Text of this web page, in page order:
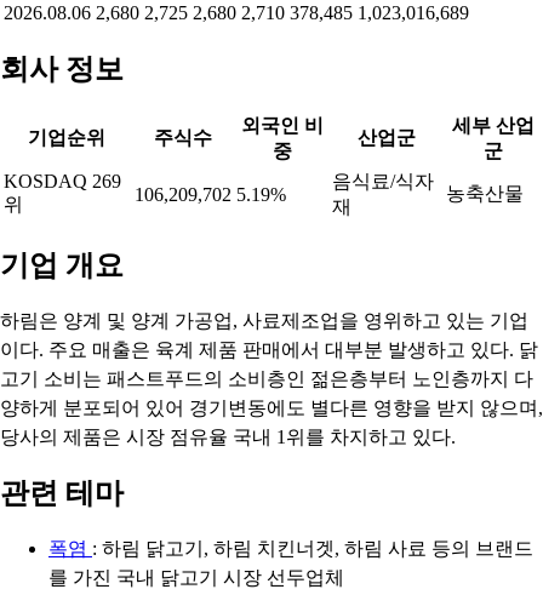
2026.08.06 2,680 2,725 2,680 2,710 378,485 1,023,016,689
회사 정보
기업순위 주식수
외국인 비
중
산업군
세부 산업
군
KOSDAQ 269
위
106,209,702 5.19%
음식료/식자
재
농축산물
기업 개요
하림은 양계 및 양계 가공업, 사료제조업을 영위하고 있는 기업
이다. 주요 매출은 육계 제품 판매에서 대부분 발생하고 있다. 닭
고기 소비는 패스트푸드의 소비층인 젊은층부터 노인층까지 다
양하게 분포되어 있어 경기변동에도 별다른 영향을 받지 않으며,
당사의 제품은 시장 점유율 국내 1위를 차지하고 있다.
관련 테마
폭염 : 하림 닭고기, 하림 치킨너겟, 하림 사료 등의 브랜드
를 가진 국내 닭고기 시장 선두업체